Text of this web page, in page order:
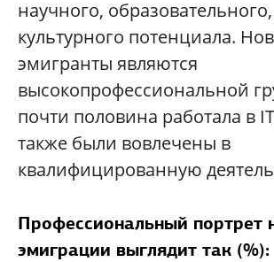
научного,
культурного потенциала.
эмигранты являются
высокопрофессиональной
почти половина работала в
также были вовлечены в
квалифицированную
Профессиональный портрет
эмиграции выглядит так (%):